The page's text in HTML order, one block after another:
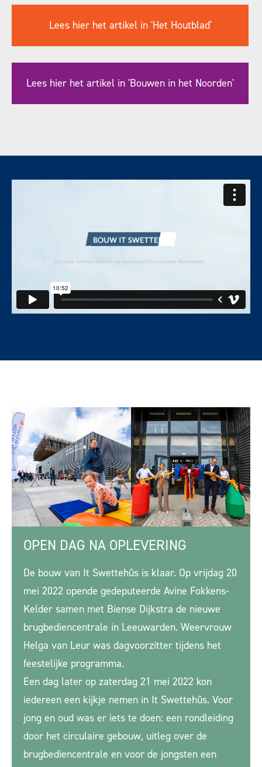
Lees hier het artikel in 'Het Houtblad'
Lees hier het artikel in 'Bouwen in het Noorden'
OPEN DAG NA OPLEVERING
De bouw van It Swettehûs is klaar. Op vrijdag 20
mei 2022 opende gedeputeerde Avine Fokkens-
Kelder samen met Biense Dijkstra de nieuwe
brugbediencentrale in Leeuwarden. Weervrouw
Helga van Leur was dagvoorzitter tijdens het
feestelijke programma.
Een dag later op zaterdag 21 mei 2022 kon
iedereen een kijkje nemen in It Swettehûs. Voor
jong en oud was er iets te doen: een rondleiding
door het circulaire gebouw, uitleg over de
brugbediencentrale en voor de jongsten een